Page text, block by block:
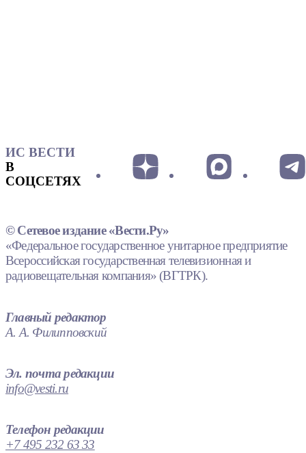
ИС ВЕСТИ
В
СОЦСЕТЯХ
© Сетевое издание «Вести.Ру»
«Федеральное государственное унитарное предприятие
Всероссийская государственная телевизионная и
радиовещательная компания» (ВГТРК).
Главный редактор
А. А. Филипповский
Эл. почта редакции
info@vesti.ru
Телефон редакции
+7 495 232 63 33